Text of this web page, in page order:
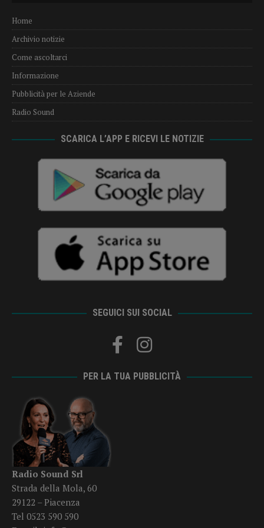
Home
Archivio notizie
Come ascoltarci
Informazione
Pubblicità per le Aziende
Radio Sound
SCARICA L’APP E RICEVI LE NOTIZIE
SEGUICI SUI SOCIAL
PER LA TUA PUBBLICITÀ
Radio Sound Srl
Strada della Mola, 60
29122 – Piacenza
Tel 0523 590 590